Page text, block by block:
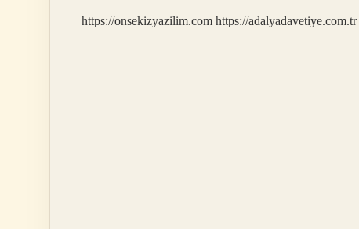
https://onsekizyazilim.com https://adalyadavetiye.com.tr